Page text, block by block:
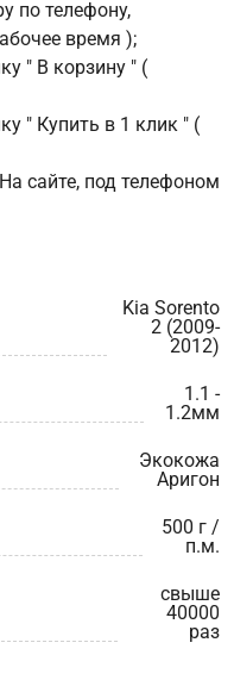
по телефону,
время );
" В корзину " (
" Купить в 1 клик " (
сайте, под телефоном
Kia Sorento
2 (2009-
2012)
1.1 -
1.2мм
Экокожа
Аригон
500 г /
п.м.
свыше
40000
раз